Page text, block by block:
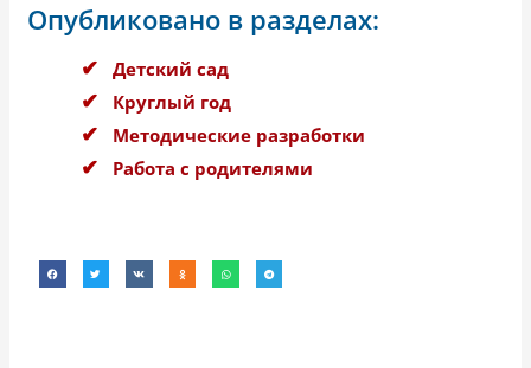
Опубликовано в разделах:
Детский сад
Круглый год
Методические разработки
Работа с родителями